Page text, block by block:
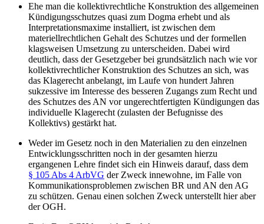
Ehe man die kollektivrechtliche Konstruktion des allgemeinen
Kündigungsschutzes quasi zum Dogma erhebt und als
Interpretationsmaxime installiert, ist zwischen dem
materiellrechtlichen Gehalt des Schutzes und der formellen
klagsweisen Umsetzung zu unterscheiden. Dabei wird
deutlich, dass der Gesetzgeber bei grundsätzlich nach wie vor
kollektivrechtlicher Konstruktion des Schutzes an sich, was
das Klagerecht anbelangt, im Laufe von hundert Jahren
sukzessive im Interesse des besseren Zugangs zum Recht und
des Schutzes des AN vor ungerechtfertigten Kündigungen das
individuelle Klagerecht (zulasten der Befugnisse des
Kollektivs) gestärkt hat.
Weder im Gesetz noch in den Materialien zu den einzelnen
Entwicklungsschritten noch in der gesamten hierzu
ergangenen Lehre findet sich ein Hinweis darauf, dass dem
§ 105 Abs 4 ArbVG der Zweck innewohne, im Falle von
Kommunikationsproblemen zwischen BR und AN den AG
zu schützen. Genau einen solchen Zweck unterstellt hier aber
der OGH.